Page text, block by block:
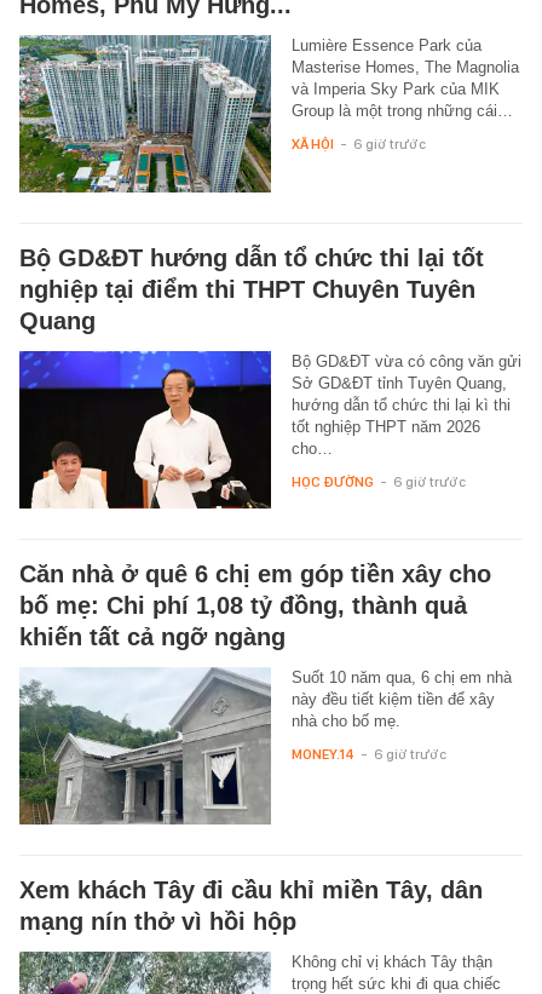
Lumière Essence Park của
Masterise Homes, The Magnolia
và Imperia Sky Park của MIK
Group là một trong những cái…
XÃ HỘI - 6 giờ trước
Bộ GD&ĐT hướng dẫn tổ chức thi lại tốt
nghiệp tại điểm thi THPT Chuyên Tuyên
Quang
Bộ GD&ĐT vừa có công văn gửi
Sở GD&ĐT tỉnh Tuyên Quang,
hướng dẫn tổ chức thi lại kì thi
tốt nghiệp THPT năm 2026
cho…
HỌC ĐƯỜNG - 6 giờ trước
Căn nhà ở quê 6 chị em góp tiền xây cho
bố mẹ: Chi phí 1,08 tỷ đồng, thành quả
khiến tất cả ngỡ ngàng
Suốt 10 năm qua, 6 chị em nhà
này đều tiết kiệm tiền để xây
nhà cho bố mẹ.
MONEY.14 - 6 giờ trước
Xem khách Tây đi cầu khỉ miền Tây, dân
mạng nín thở vì hồi hộp
Không chỉ vị khách Tây thận
trọng hết sức khi đi qua chiếc